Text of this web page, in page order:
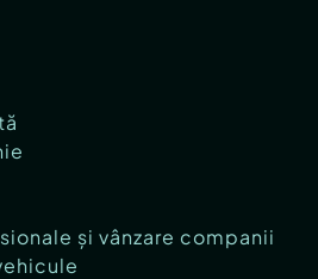
și vânzare companii